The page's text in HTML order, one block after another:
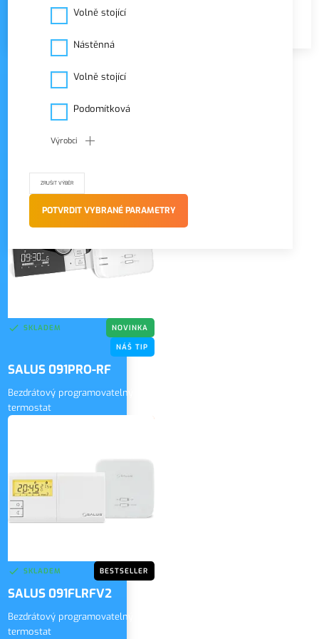
DLE KATEGORIE
Volně stojící
Nástěnná
Volně stojící
Podomítková
Výrobci
POTVRDIT VYBRANÉ PARAMETRY
režim zobrazení
SKLADEM NOVINKA
NÁŠ TIP
SALUS 091PRO-RF
Bezdrátový programovatelný
termostat
SKLADEM BESTSELLER
SALUS 091FLRFV2
Bezdrátový programovatelný
termostat